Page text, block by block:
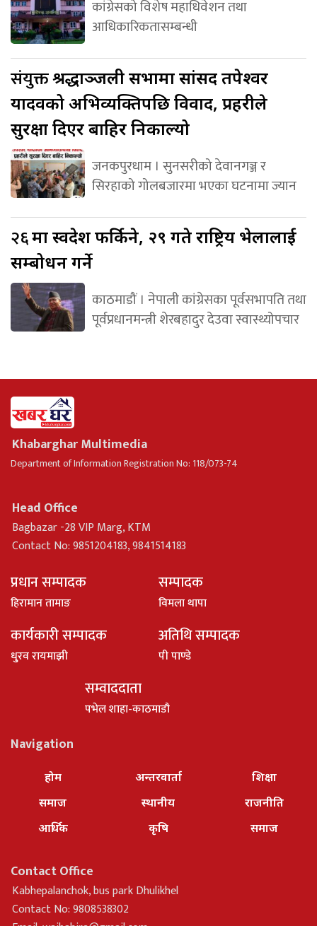
कांग्रेसको विशेष महाधिवेशन तथा
आधिकारिकतासम्बन्धी
संयुक्तश्रद्धाञ्जली सभामा सांसद तपेश्वर
यादवको अभिव्यक्तिपछि विवाद, प्रहरीले
सुरक्षा दिएर बाहिर निकाल्यो
जनकपुरधाम । सुनसरीको देवानगञ्ज र
सिरहाको गोलबजारमा भएका घटनामा ज्यान
२६मा स्वदेश फर्किने, २९ गते राष्ट्रिय भेलालाई
सम्बोधन गर्ने
काठमाडौं । नेपाली कांग्रेसका पूर्वसभापति तथा
पूर्वप्रधानमन्त्री शेरबहादुर देउवा स्वास्थ्योपचार
Khabarghar Multimedia
Department of Information Registration No: 118/073-74
Head Office
Bagbazar -28 VIP Marg, KTM
Contact No: 9851204183, 9841514183
प्रधान सम्पादक
हिरामान तामाङ
सम्पादक
विमला थापा
कार्यकारी सम्पादक
धु्रव रायमाझी
अतिथि सम्पादक
पी पाण्डे
सम्वाददाता
पभेल शाहा-काठमाडौ
Navigation
होम
समाज
आर्थिक
अन्तरवार्ता
स्थानीय
कृषि
शिक्षा
राजनीति
समाज
Contact Office
Kabhepalanchok, bus park Dhulikhel
Contact No: 9808538302